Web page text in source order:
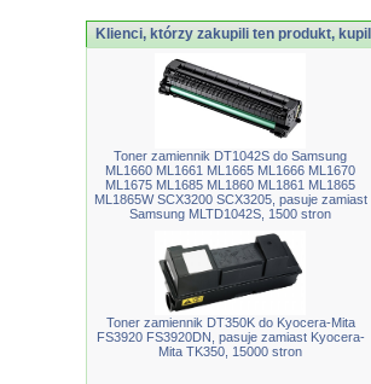
Klienci, którzy zakupili ten produkt,
Toner zamiennik DT1042S do Samsung
ML1660 ML1661 ML1665 ML1666 ML1670
ML1675 ML1685 ML1860 ML1861 ML1865
ML1865W SCX3200 SCX3205, pasuje zamiast
Samsung MLTD1042S, 1500 stron
Toner zamiennik DT350K do Kyocera-Mita
FS3920 FS3920DN, pasuje zamiast Kyocera-
Mita TK350, 15000 stron